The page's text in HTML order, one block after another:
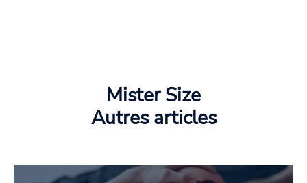
Mister Size
Autres articles